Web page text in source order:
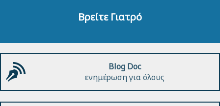
Βρείτε Γιατρό
Blog Doc
ενημέρωση για όλους